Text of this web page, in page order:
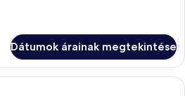
Dátumok árainak megtekintése
Egy szállodai szoba, amelyben egy